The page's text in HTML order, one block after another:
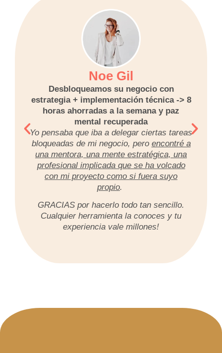
Noe Gil
Desbloqueamos su negocio con
estrategia + implementación técnica -> 8
horas ahorradas a la semana y paz
mental recuperada
Yo pensaba que iba a delegar ciertas tareas
bloqueadas de mi negocio, pero encontré a
una mentora, una mente estratégica, una
profesional implicada que se ha volcado
con mi proyecto como si fuera suyo
propio.
GRACIAS por hacerlo todo tan sencillo.
Cualquier herramienta la conoces y tu
experiencia vale millones!